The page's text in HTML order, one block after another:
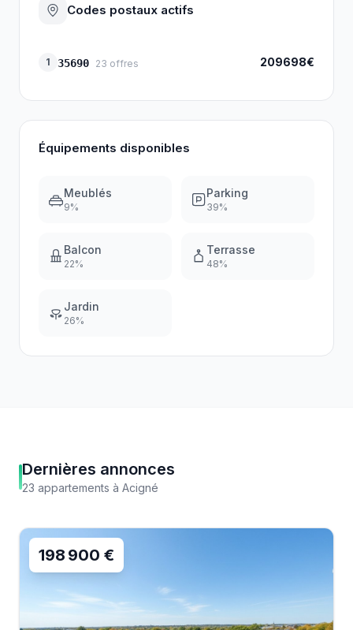
Codes postaux actifs
1 35690 23 offres 209698€
Équipements disponibles
Meublés
9%
Parking
39%
Balcon
22%
Terrasse
48%
Jardin
26%
Dernières annonces
23 appartements à Acigné
198 900 €